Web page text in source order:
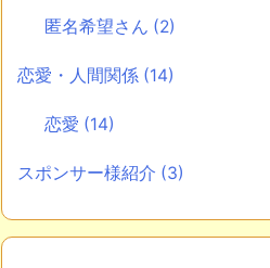
匿名希望さん (2)
恋愛・人間関係 (14)
恋愛 (14)
スポンサー様紹介 (3)